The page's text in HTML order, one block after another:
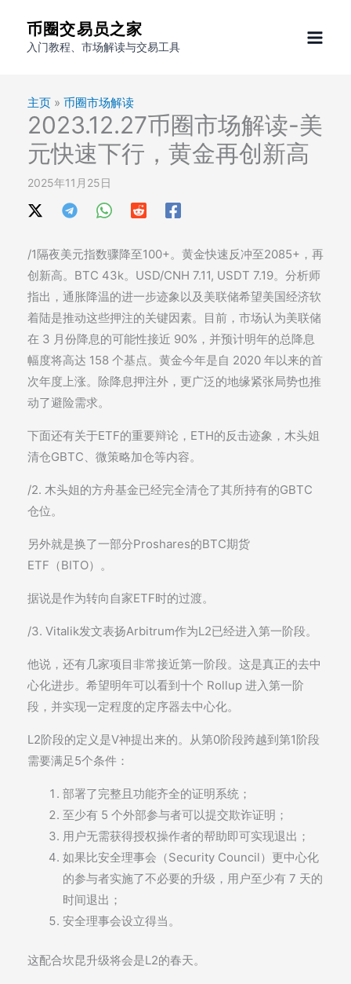
币圈交易员之家
入门教程、市场解读与交易工具
主页 » 币圈市场解读
2023.12.27币圈市场解读-美
元快速下行，黄金再创新高
2025年11月25日
/1隔夜美元指数骤降至100+。黄金快速反冲至2085+，再
创新高。BTC 43k。USD/CNH 7.11, USDT 7.19。分析师
指出，通胀降温的进一步迹象以及美联储希望美国经济软
着陆是推动这些押注的关键因素。目前，市场认为美联储
在 3 月份降息的可能性接近 90%，并预计明年的总降息
幅度将高达 158 个基点。黄金今年是自 2020 年以来的首
次年度上涨。除降息押注外，更广泛的地缘紧张局势也推
动了避险需求。
下面还有关于ETF的重要辩论，ETH的反击迹象，木头姐
清仓GBTC、微策略加仓等内容。
/2. 木头姐的方舟基金已经完全清仓了其所持有的GBTC
仓位。
另外就是换了一部分Proshares的BTC期货
ETF（BITO）。
据说是作为转向自家ETF时的过渡。
/3. Vitalik发文表扬Arbitrum作为L2已经进入第一阶段。
他说，还有几家项目非常接近第一阶段。这是真正的去中
心化进步。希望明年可以看到十个 Rollup 进入第一阶
段，并实现一定程度的定序器去中心化。
L2阶段的定义是V神提出来的。从第0阶段跨越到第1阶段
需要满足5个条件：
部署了完整且功能齐全的证明系统；
至少有 5 个外部参与者可以提交欺诈证明；
用户无需获得授权操作者的帮助即可实现退出；
如果比安全理事会（Security Council）更中心化
的参与者实施了不必要的升级，用户至少有 7 天的
时间退出；
安全理事会设立得当。
这配合坎昆升级将会是L2的春天。